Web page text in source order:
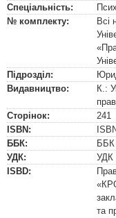
Спеціальність:
№ комплекту:
Всі
Підрозділ:
Видавництво:
К.:
Сторінок:
241
ISBN:
ББК:
ББК
УДК:
УДК
ISBD:
та